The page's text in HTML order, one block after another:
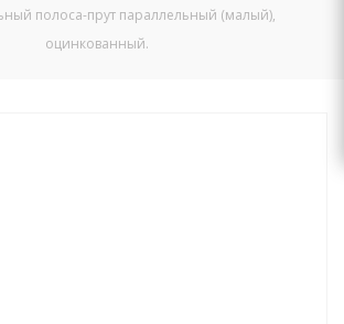
полоса-прут параллельный (малый),
оцинкованный.